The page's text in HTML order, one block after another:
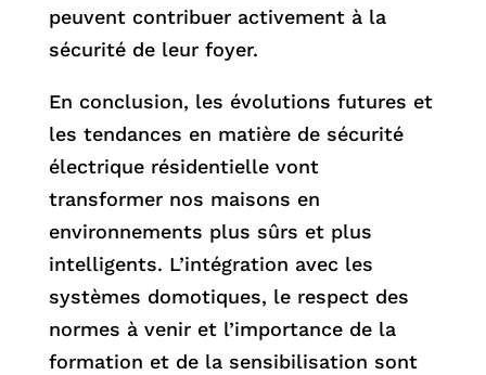
peuvent contribuer activement à la
sécurité de leur foyer.
En conclusion, les évolutions futures et
les tendances en matière de sécurité
électrique résidentielle vont
transformer nos maisons en
environnements plus sûrs et plus
intelligents. L’intégration avec les
systèmes domotiques, le respect des
normes à venir et l’importance de la
formation et de la sensibilisation sont